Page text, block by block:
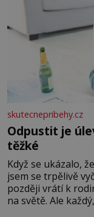
skutecnepribehy.cz
Odpustit je
těžké
Když se ukázalo,
jsem se trpělivě
později vrátí k
na světě. Ale